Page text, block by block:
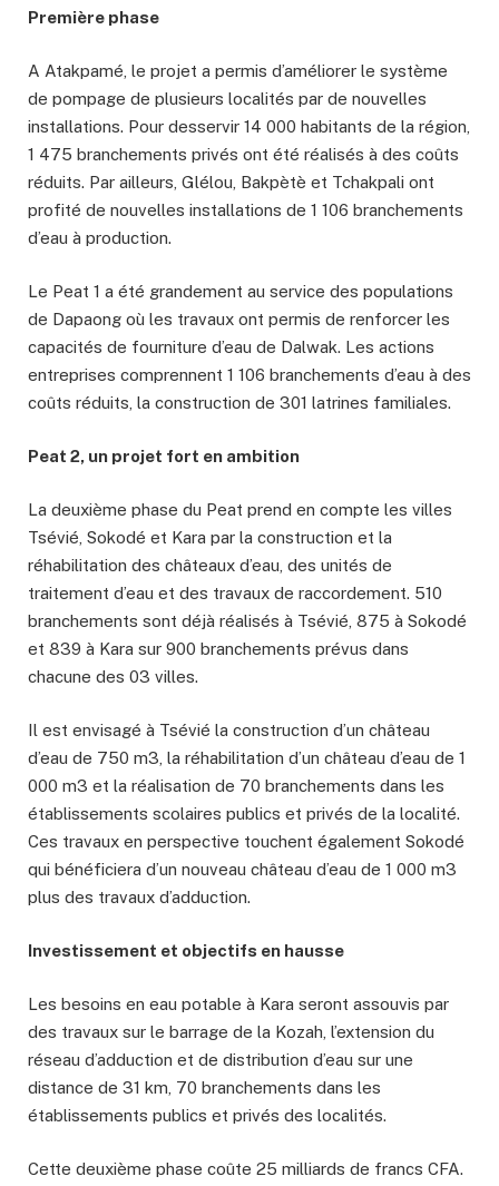
Première phase
A Atakpamé, le projet a permis d’améliorer le système
de pompage de plusieurs localités par de nouvelles
installations. Pour desservir 14 000 habitants de la région,
1 475 branchements privés ont été réalisés à des coûts
réduits. Par ailleurs, Glélou, Bakpètè et Tchakpali ont
profité de nouvelles installations de 1 106 branchements
d’eau à production.
Le Peat 1 a été grandement au service des populations
de Dapaong où les travaux ont permis de renforcer les
capacités de fourniture d’eau de Dalwak. Les actions
entreprises comprennent 1 106 branchements d’eau à des
coûts réduits, la construction de 301 latrines familiales.
Peat 2, un projet fort en ambition
La deuxième phase du Peat prend en compte les villes
Tsévié, Sokodé et Kara par la construction et la
réhabilitation des châteaux d’eau, des unités de
traitement d’eau et des travaux de raccordement. 510
branchements sont déjà réalisés à Tsévié, 875 à Sokodé
et 839 à Kara sur 900 branchements prévus dans
chacune des 03 villes.
Il est envisagé à Tsévié la construction d’un château
d’eau de 750 m3, la réhabilitation d’un château d’eau de 1
000 m3 et la réalisation de 70 branchements dans les
établissements scolaires publics et privés de la localité.
Ces travaux en perspective touchent également Sokodé
qui bénéficiera d’un nouveau château d’eau de 1 000 m3
plus des travaux d’adduction.
Investissement et objectifs en hausse
Les besoins en eau potable à Kara seront assouvis par
des travaux sur le barrage de la Kozah, l’extension du
réseau d’adduction et de distribution d’eau sur une
distance de 31 km, 70 branchements dans les
établissements publics et privés des localités.
Cette deuxième phase coûte 25 milliards de francs CFA.